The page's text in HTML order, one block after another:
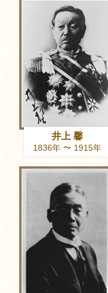
井上 馨
1836年 〜 1915年